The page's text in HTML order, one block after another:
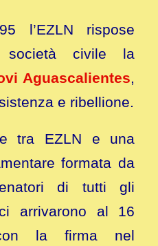
l’EZLN rispose
società civile la
Aguascalientes,
e ribellione.
tra EZLN e una
formata da
di tutti gli
arrivarono al 16
la firma nel